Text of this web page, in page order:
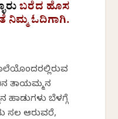
ಬರೆದ ಹೊಸ
ನಿಮ್ಮ ಓದಿಗಾಗಿ.
ತಾಯಮ್ಮನ
ಹಾಡುಗಳು ಬೆಳಗ್ಗೆ
ಸಲ ಆರುವರೆ,